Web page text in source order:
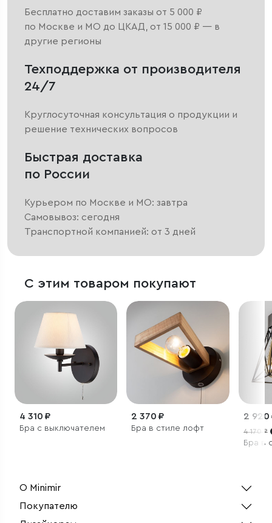
Бесплатно доставим заказы от 5 000 ₽
по Москве и МО до ЦКАД, от 15 000 ₽ — в
другие регионы
Техподдержка от производителя
24/7
Круглосуточная консультация о продукции и
решение технических вопросов
Быстрая доставка
по России
Курьером по Москве и МО: завтра
Самовывоз: сегодня
Транспортной компанией: от 3 дней
С этим товаром покупают
4 310 ₽
Бра с выключателем
2 370 ₽
Бра в стиле лофт
2 920
4 170 ₽
Бра в
О Minimir
Покупателю